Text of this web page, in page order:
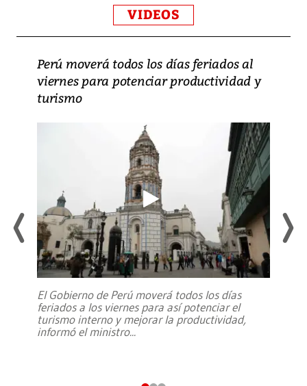
VIDEOS
Perú moverá todos los días feriados al
viernes para potenciar productividad y
turismo
El Gobierno de Perú moverá todos los días
feriados a los viernes para así potenciar el
turismo interno y mejorar la productividad,
informó el ministro...